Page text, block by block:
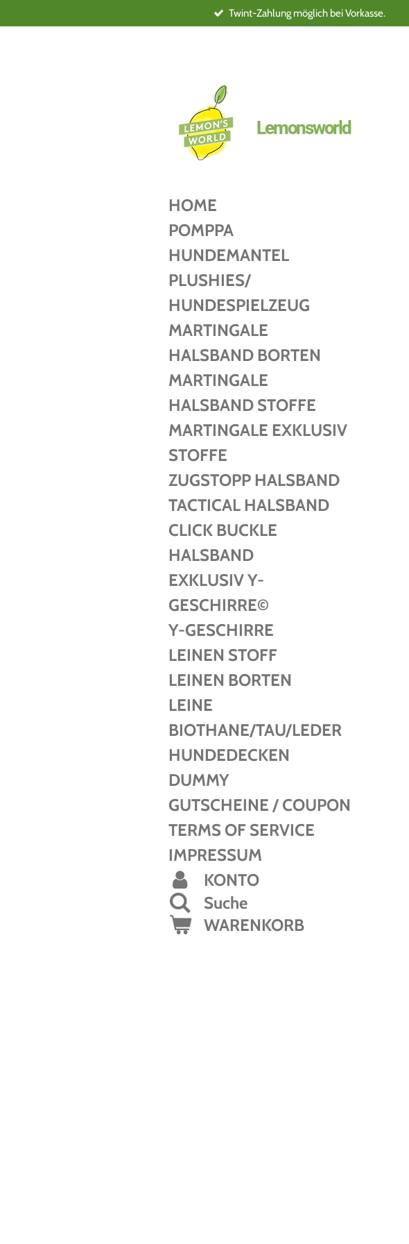
Hauptinhalt
Twint-Zahlung möglich bei Vorkasse.
Lemonsworld
HOME
POMPPA
HUNDEMANTEL
PLUSHIES/
HUNDESPIELZEUG
MARTINGALE
HALSBAND BORTEN
MARTINGALE
HALSBAND STOFFE
MARTINGALE EXKLUSIV
STOFFE
ZUGSTOPP HALSBAND
TACTICAL HALSBAND
CLICK BUCKLE
HALSBAND
EXKLUSIV Y-
GESCHIRRE©️
Y-GESCHIRRE
LEINEN STOFF
LEINEN BORTEN
LEINE
BIOTHANE/TAU/LEDER
HUNDEDECKEN
DUMMY
GUTSCHEINE / COUPON
TERMS OF SERVICE
IMPRESSUM
KONTO
Suche
WARENKORB